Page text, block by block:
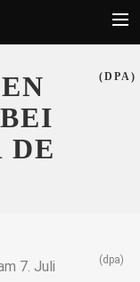
DE
(DPA)
7. Juli
(dpa)